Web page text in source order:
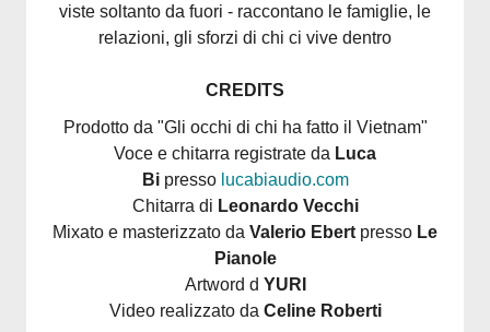
viste soltanto da fuori - raccontano le famiglie, le
relazioni, gli sforzi di chi ci vive dentro
CREDITS
Prodotto da "Gli occhi di chi ha fatto il Vietnam"
Voce e chitarra registrate da Luca
Bi presso lucabiaudio.com
Chitarra di Leonardo Vecchi
Mixato e masterizzato da Valerio Ebert presso Le
Pianole
Artword d YURI
Video realizzato da Celine Roberti